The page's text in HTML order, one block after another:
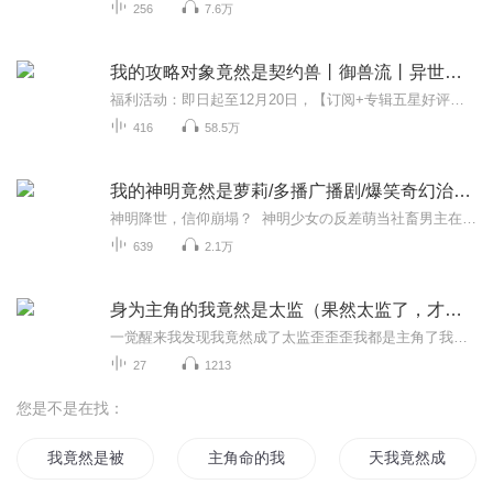
256 7.6万
我的攻略对象竟然是契约兽丨御兽流丨异世界丨多人剧
416 58.5万
我的神明竟然是萝莉/多播广播剧/爆笑奇幻治愈天道
639 2.1万
身为主角的我竟然是太监（果然太监了，才三集就太监）
27 1213
您是不是在找：
我竟然是被选中的人 主角命的我的异世生活竟然是这样
天我竟然成了系统